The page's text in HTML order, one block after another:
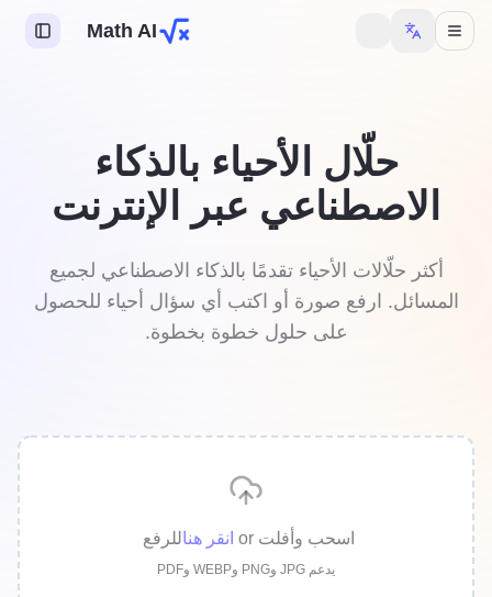
Math AI
حلّال الأحياء بالذكاء
الاصطناعي عبر الإنترنت
أكثر حلّالات الأحياء تقدمًا بالذكاء الاصطناعي لجميع
المسائل. ارفع صورة أو اكتب أي سؤال أحياء للحصول
على حلول خطوة بخطوة.
اسحب وأفلت or انقر هناللرفع
يدعم JPG وPNG وWEBP وPDF